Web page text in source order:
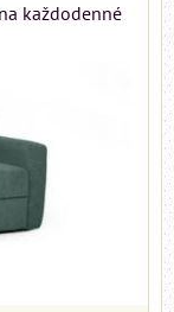
každodenné